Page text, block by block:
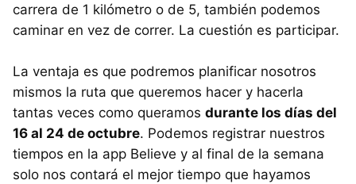
carrera de 1 kilómetro o de 5, también podemos
caminar en vez de correr. La cuestión es participar.
La ventaja es que podremos planificar nosotros
mismos la ruta que queremos hacer y hacerla
tantas veces como queramos durante los días del
16 al 24 de octubre. Podemos registrar nuestros
tiempos en la app Believe y al final de la semana
solo nos contará el mejor tiempo que hayamos